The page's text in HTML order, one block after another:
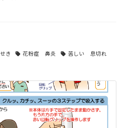
き 花粉症 鼻炎 苦しい 息切れ